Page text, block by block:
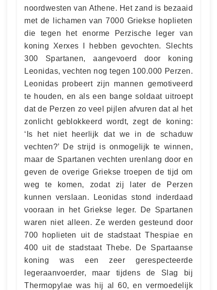
noordwesten van Athene. Het zand is bezaaid
met de lichamen van 7000 Griekse hoplieten
die tegen het enorme Perzische leger van
koning Xerxes I hebben gevochten. Slechts
300 Spartanen, aangevoerd door koning
Leonidas, vechten nog tegen 100.000 Perzen.
Leonidas probeert zijn mannen gemotiveerd
te houden, en als een bange soldaat uitroept
dat de Perzen zo veel pijlen afvuren dat al het
zonlicht geblokkeerd wordt, zegt de koning:
‘Is het niet heerlijk dat we in de schaduw
vechten?’ De strijd is onmogelijk te winnen,
maar de Spartanen vechten urenlang door en
geven de overige Griekse troepen de tijd om
weg te komen, zodat zij later de Perzen
kunnen verslaan. Leonidas stond inderdaad
vooraan in het Griekse leger. De Spartanen
waren niet alleen. Ze werden gesteund door
700 hoplieten uit de stadstaat Thespiae en
400 uit de stadstaat Thebe. De Spartaanse
koning was een zeer gerespecteerde
legeraanvoerder, maar tijdens de Slag bij
Thermopylae was hij al 60, en vermoedelijk